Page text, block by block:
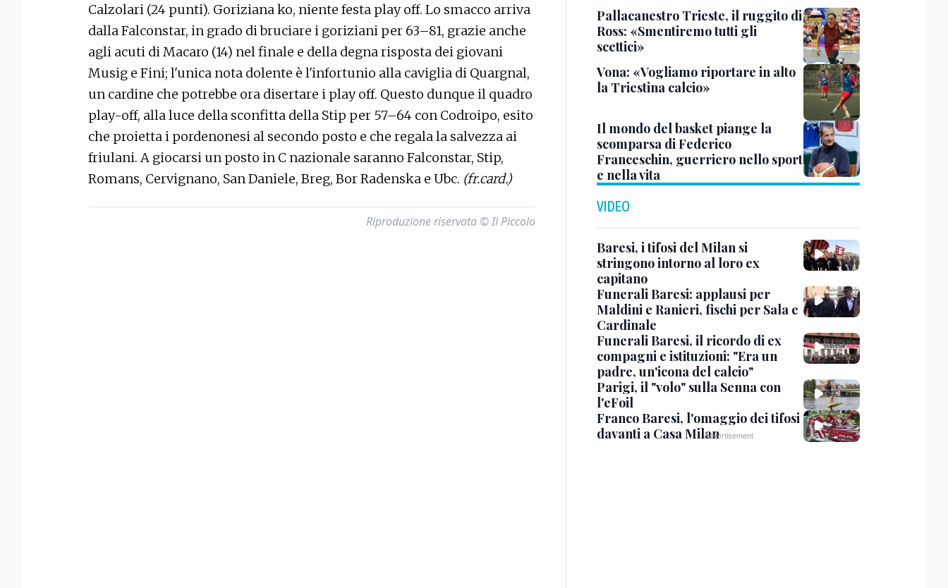
Calzolari (24 punti). Goriziana ko, niente festa play off. Lo smacco arriva
dalla Falconstar, in grado di bruciare i goriziani per 63–81, grazie anche
agli acuti di Macaro (14) nel finale e della degna risposta dei giovani
Musig e Fini; l'unica nota dolente è l'infortunio alla caviglia di Quargnal,
un cardine che potrebbe ora disertare i play off. Questo dunque il quadro
play-off, alla luce della sconfitta della Stip per 57–64 con Codroipo, esito
che proietta i pordenonesi al secondo posto e che regala la salvezza ai
friulani. A giocarsi un posto in C nazionale saranno Falconstar, Stip,
Romans, Cervignano, San Daniele, Breg, Bor Radenska e Ubc. (fr.card.)
Riproduzione riservata © Il Piccolo
Pallacanestro Trieste, il ruggito di
Ross: «Smentiremo tutti gli
scettici»
Vona: «Vogliamo riportare in alto
la Triestina calcio»
Il mondo del basket piange la
scomparsa di Federico
Franceschin, guerriero nello sport
e nella vita
VIDEO
Baresi, i tifosi del Milan si
stringono intorno al loro ex
capitano
Funerali Baresi: applausi per
Maldini e Ranieri, fischi per Sala e
Cardinale
Funerali Baresi, il ricordo di ex
compagni e istituzioni: "Era un
padre, un'icona del calcio"
Parigi, il "volo" sulla Senna con
l'eFoil
Franco Baresi, l'omaggio dei tifosi
davanti a Casa Milan